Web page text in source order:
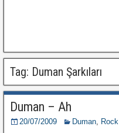
Tag: Duman Şarkıları
Duman – Ah
20/07/2009 Duman, Rock